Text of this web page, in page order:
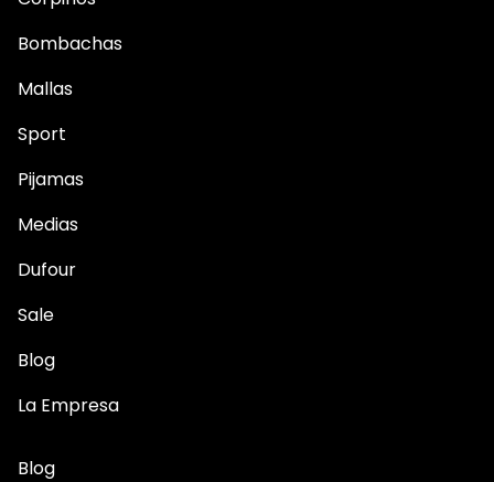
Bombachas
Mallas
Sport
Pijamas
Medias
Dufour
Sale
Blog
La Empresa
Blog